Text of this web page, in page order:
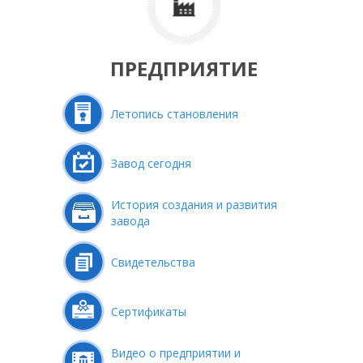
ПРЕДПРИЯТИЕ
Летопись становления
Завод сегодня
История создания и развития
завода
Свидетельства
Сертификаты
Видео о предприятии и